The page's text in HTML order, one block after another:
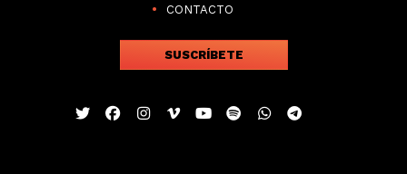
CONTACTO
SUSCRÍBETE